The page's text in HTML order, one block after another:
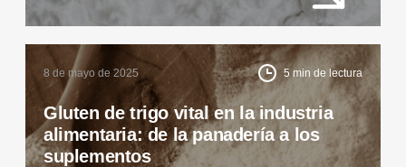
8 de mayo de 2025 5 min de lectura
Gluten de trigo vital en la industria
alimentaria: de la panadería a los
suplementos